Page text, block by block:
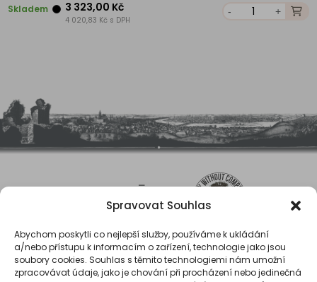
Spravovat Souhlas
Abychom poskytli co nejlepší služby, používáme k ukládání
a/nebo přístupu k informacím o zařízení, technologie jako jsou
soubory cookies. Souhlas s těmito technologiemi nám umožní
zpracovávat údaje, jako je chování při procházení nebo jedinečná
Skladem 3 323,00 Kč
4 020,83 Kč s DPH
- +